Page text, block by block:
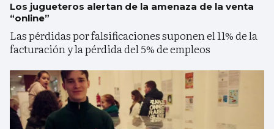
Los jugueteros alertan de la amenaza de la venta
“online”
Las pérdidas por falsificaciones suponen el 11% de la
facturación y la pérdida del 5% de empleos